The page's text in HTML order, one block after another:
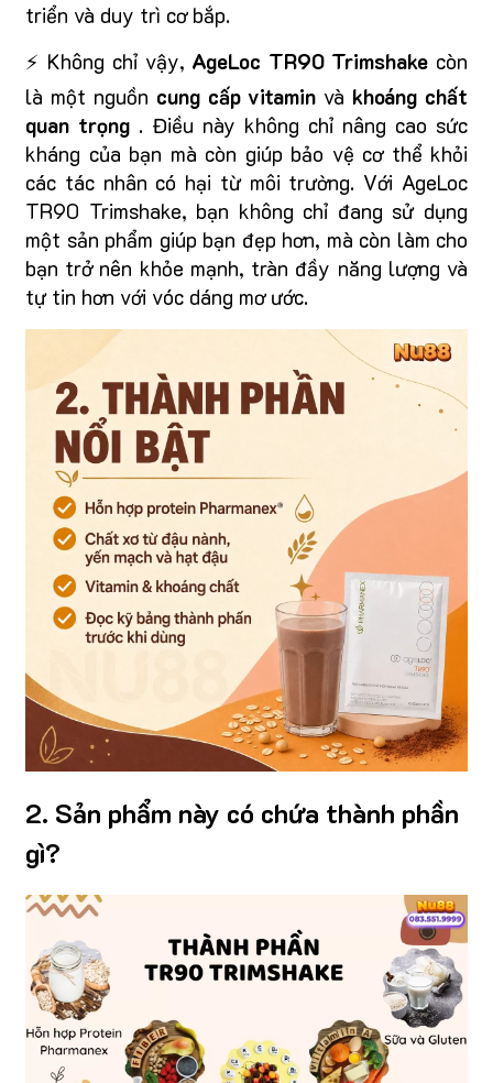
triển và duy trì cơ bắp.
⚡ Không chỉ vậy, AgeLoc TR90 Trimshake còn
là một nguồn cung cấp vitamin và khoáng chất
quan trọng . Điều này không chỉ nâng cao sức
kháng của bạn mà còn giúp bảo vệ cơ thể khỏi
các tác nhân có hại từ môi trường. Với AgeLoc
TR90 Trimshake, bạn không chỉ đang sử dụng
một sản phẩm giúp bạn đẹp hơn, mà còn làm cho
bạn trở nên khỏe mạnh, tràn đầy năng lượng và
tự tin hơn với vóc dáng mơ ước.
2. Sản phẩm này có chứa thành phần
gì?